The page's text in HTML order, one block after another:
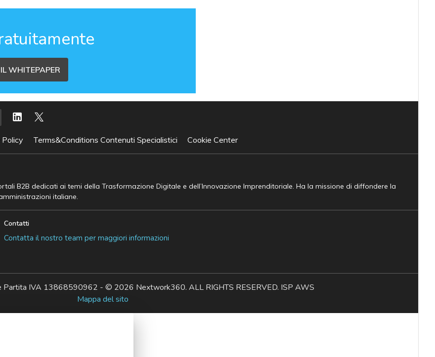
WHITEPAPER
Policy Terms&Conditions Contenuti Specialistici Cookie Center
B2B dedicati ai temi della Trasformazione Digitale e dell’Innovazione Imprenditoriale. Ha la missione di diffondere la
italiane.
Contatti
Contatta il nostro team per maggiori informazioni
Partita IVA 13868590962 - © 2026 Nextwork360. ALL RIGHTS RESERVED. ISP AWS
Mappa del sito